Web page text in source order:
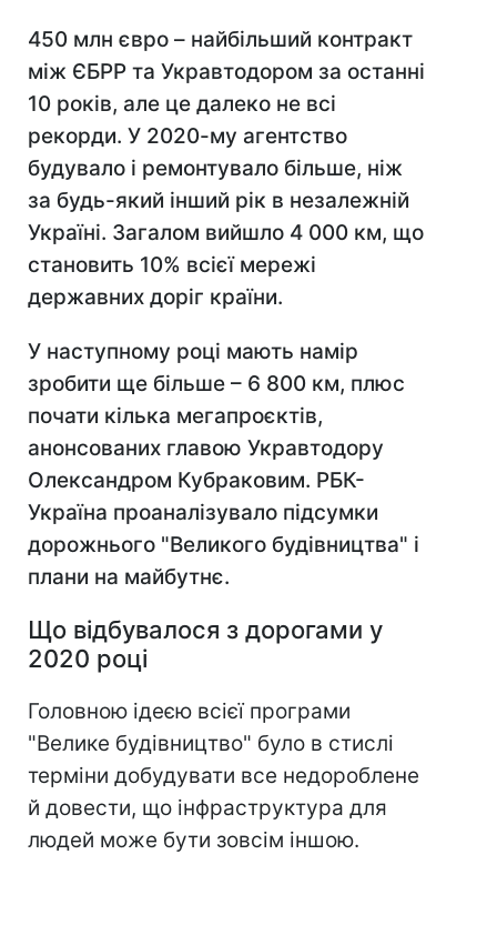
450 млн євро – найбільший контракт
між ЄБРР та Укравтодором за останні
10 років, але це далеко не всі
рекорди. У 2020-му агентство
будувало і ремонтувало більше, ніж
за будь-який інший рік в незалежній
Україні. Загалом вийшло 4 000 км, що
становить 10% всієї мережі
державних доріг країни.
У наступному році мають намір
зробити ще більше – 6 800 км, плюс
почати кілька мегапроєктів,
анонсованих главою Укравтодору
Олександром Кубраковим. РБК-
Україна проаналізувало підсумки
дорожнього "Великого будівництва" і
плани на майбутнє.
Що відбувалося з дорогами у
2020 році
Головною ідеєю всієї програми
"Велике будівництво" було в стислі
терміни добудувати все недороблене
й довести, що інфраструктура для
людей може бути зовсім іншою.